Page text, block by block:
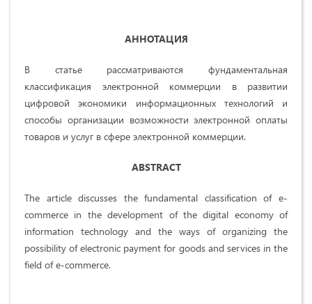
АННОТАЦИЯ
В статье рассматриваются фундаментальная
классификация электронной коммерции в развитии
цифровой экономики информационных технологий и
способы организации возможности электронной оплаты
товаров и услуг в сфере электронной коммерции.
ABSTRACT
The article discusses the fundamental classification of e-
commerce in the development of the digital economy of
information technology and the ways of organizing the
possibility of electronic payment for goods and services in the
field of e-commerce.